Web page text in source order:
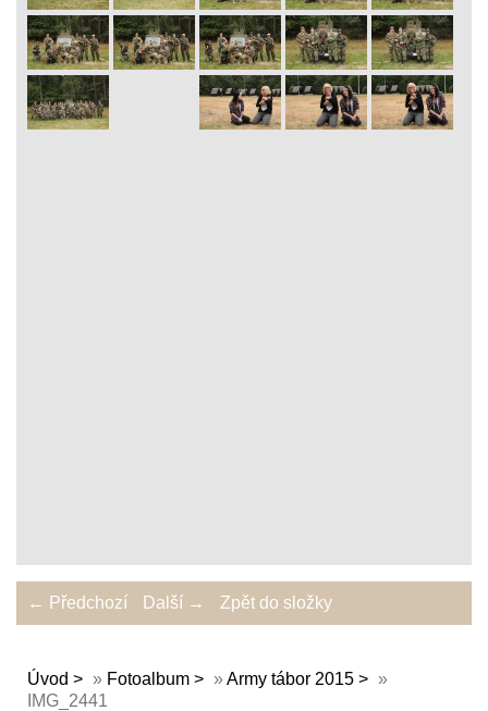
← Předchozí Další → Zpět do složky
Úvod »